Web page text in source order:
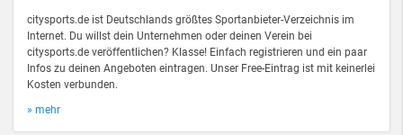
citysports.de ist Deutschlands größtes Sportanbieter-Verzeichnis im
Internet. Du willst dein Unternehmen oder deinen Verein bei
citysports.de veröffentlichen? Klasse! Einfach registrieren und ein paar
Infos zu deinen Angeboten eintragen. Unser Free-Eintrag ist mit keinerlei
Kosten verbunden.
» mehr